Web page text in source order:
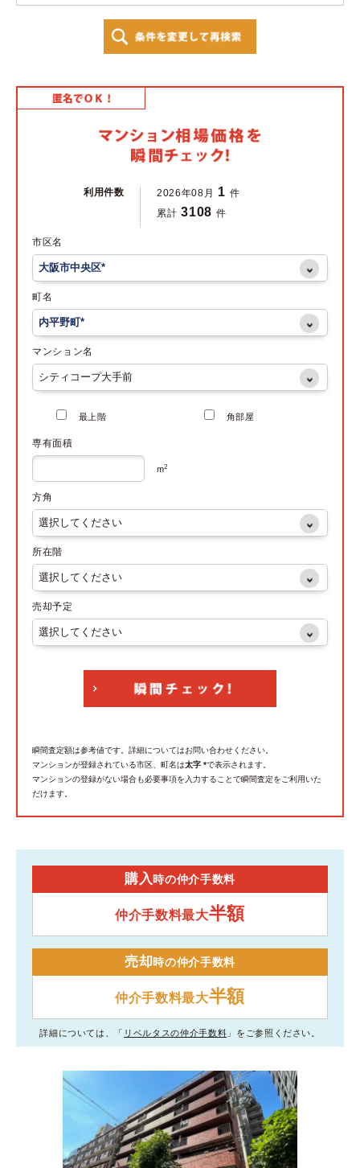
利用件数 2026年08月 1 件
累計 3108 件
市区名
町名
マンション名
最上階 角部屋
専有面積
m2
方角
所在階
売却予定
瞬間査定額は参考値です。詳細についてはお問い合わせください。
マンションが登録されている市区、町名は太字 *で表示されます。
マンションの登録がない場合も必要事項を入力することで瞬間査定をご利用いた
だけます。
購入時の仲介手数料
仲介手数料最大半額
売却時の仲介手数料
仲介手数料最大半額
詳細については、「 リベルタスの仲介手数料 」をご参照ください。